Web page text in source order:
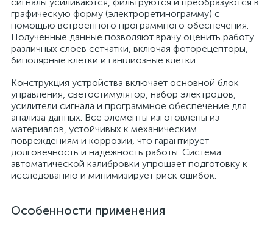
графическую форму (электроретинограмму) с
помощью встроенного программного обеспечения.
Полученные данные позволяют врачу оценить работу
различных слоев сетчатки, включая фоторецепторы,
биполярные клетки и ганглиозные клетки.
Конструкция устройства включает основной блок
управления, светостимулятор, набор электродов,
усилители сигнала и программное обеспечение для
анализа данных. Все элементы изготовлены из
материалов, устойчивых к механическим
повреждениям и коррозии, что гарантирует
долговечность и надежность работы. Система
автоматической калибровки упрощает подготовку к
исследованию и минимизирует риск ошибок.
Особенности применения